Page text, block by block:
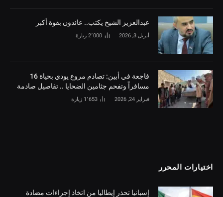
‏عبدالعزيز الشيخ يكتب.. عائدون بقوة أكبر
أبريل 3, 2026 2٬000 زيارة
فاجعة في أبين: تصادم مروع يودي بحياة 16
مسافراً وتفحم جثامين الضحايا .. تفاصيل صادمة
فبراير 24, 2026 1٬653 زيارة
اختيارات المحرر
إسبانيا تحذر إيطاليا من اتخاذ إجراءات مضادة